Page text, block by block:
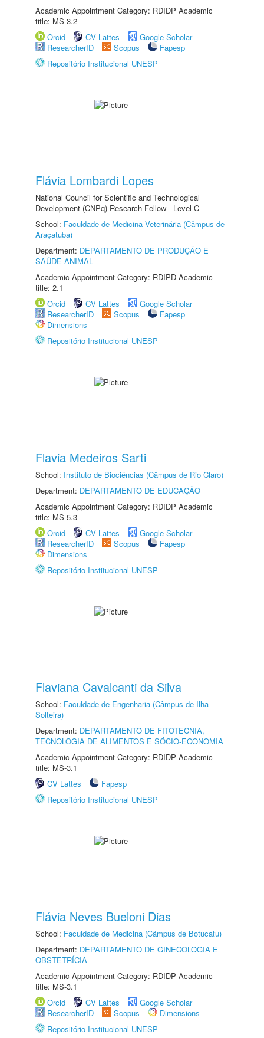
Academic Appointment Category: RDIDP Academic
title: MS-3.2
Orcid
CV Lattes
Google Scholar
ResearcherID
Scopus
Fapesp
Repositório Institucional UNESP
Flávia Lombardi Lopes
National Council for Scientific and Technological
Development (CNPq) Research Fellow - Level C
School: Faculdade de Medicina Veterinária (Câmpus de
Araçatuba)
Department: DEPARTAMENTO DE PRODUÇÃO E
SAÚDE ANIMAL
Academic Appointment Category: RDIPD Academic
title: 2.1
Orcid
CV Lattes
Google Scholar
ResearcherID
Scopus
Fapesp
Dimensions
Repositório Institucional UNESP
Flavia Medeiros Sarti
School: Instituto de Biociências (Câmpus de Rio Claro)
Department: DEPARTAMENTO DE EDUCAÇÃO
Academic Appointment Category: RDIDP Academic
title: MS-5.3
Orcid
CV Lattes
Google Scholar
ResearcherID
Scopus
Fapesp
Dimensions
Repositório Institucional UNESP
Flaviana Cavalcanti da Silva
School: Faculdade de Engenharia (Câmpus de Ilha
Solteira)
Department: DEPARTAMENTO DE FITOTECNIA,
TECNOLOGIA DE ALIMENTOS E SÓCIO-ECONOMIA
Academic Appointment Category: RDIDP Academic
title: MS-3.1
CV Lattes
Fapesp
Repositório Institucional UNESP
Flávia Neves Bueloni Dias
School: Faculdade de Medicina (Câmpus de Botucatu)
Department: DEPARTAMENTO DE GINECOLOGIA E
OBSTETRÍCIA
Academic Appointment Category: RDIDP Academic
title: MS-3.1
Orcid
CV Lattes
Google Scholar
ResearcherID
Scopus
Dimensions
Repositório Institucional UNESP